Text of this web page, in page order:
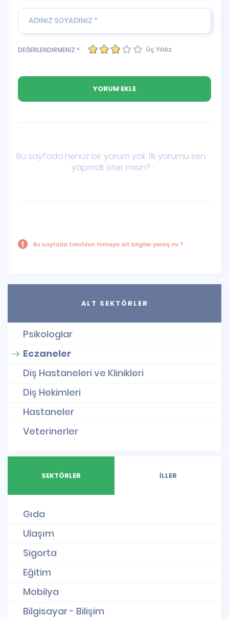
DEĞERLENDİRMENİZ * Üç Yıldız
Bu sayfada henüz bir yorum yok. İlk yorumu sen
yapmak ister misin?
Bu sayfada tanıtılan firmaya ait bilgiler yanlış mı ?
ALT SEKTÖRLER
Psikologlar
Eczaneler
Diş Hastaneleri ve Klinikleri
Diş Hekimleri
Hastaneler
Veterinerler
SEKTÖRLER İLLER
Gıda
Ulaşım
Sigorta
Eğitim
Mobilya
Bilgisayar - Bilişim